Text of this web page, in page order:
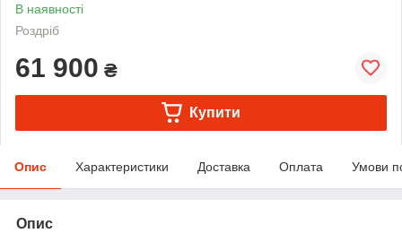
В наявності
Роздріб
61 900 ₴
Купити
Опис Характеристики Доставка Оплата Умови
Опис